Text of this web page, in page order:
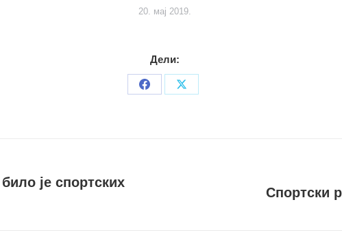
20. мај 2019.
Дели:
Share
Share
је спортских
Спортски